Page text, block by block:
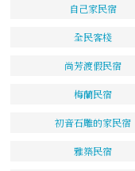
自己家民宿
全民客棧
尚芳渡假民宿
梅蘭民宿
初音石雕的家民宿
雅築民宿